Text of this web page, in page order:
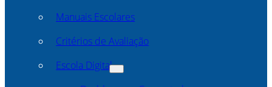
Manuais Escolares
Critérios de Avaliação
Escola Digital